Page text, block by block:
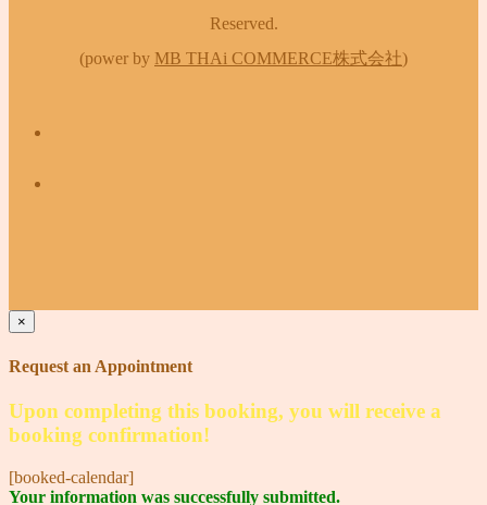
Reserved.
(power by MB THAi COMMERCE株式会社)
×
Request an Appointment
Upon completing this booking, you will receive a
booking confirmation!
[booked-calendar]
Your information was successfully submitted.